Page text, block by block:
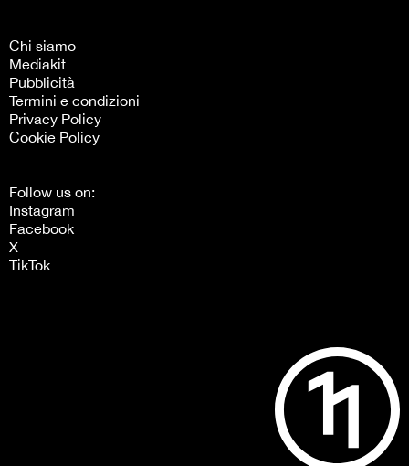
Chi siamo
Mediakit
Pubblicità
Termini e condizioni
Privacy Policy
Cookie Policy
Follow us on:
Instagram
Facebook
X
TikTok